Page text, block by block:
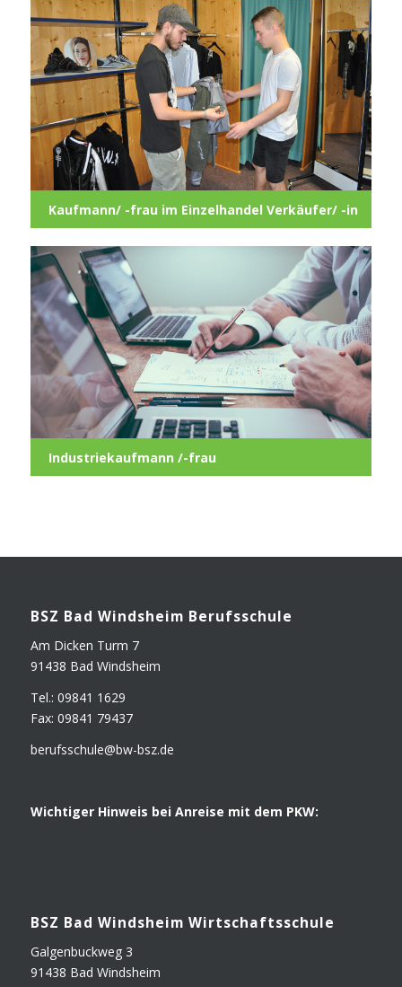
Kaufmann/ -frau im Ein­zel­han­del Verkäufer/ -in
Indus­trie­kauf­mann /-frau
BSZ Bad Winds­heim Berufsschule
Am Dicken Turm 7
91438 Bad Windsheim
Tel.: 09841 1629
Fax: 09841 79437
berufsschule@​bw-​bsz.​de
Wich­ti­ger Hin­weis bei Anrei­se mit dem PKW:
BSZ Bad Winds­heim Wirtschaftsschule
Gal­gen­buck­weg 3
91438 Bad Windsheim